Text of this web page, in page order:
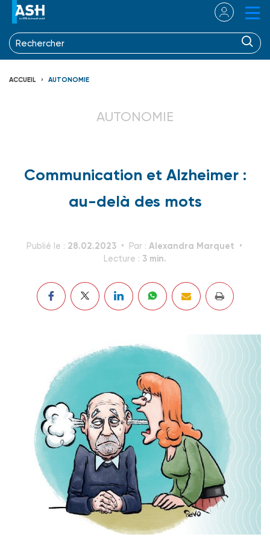
ACCUEIL AUTONOMIE
AUTONOMIE
Communication et Alzheimer :
au-delà des mots
Publié le : 28.02.2023 Par : Alexandra Marquet
Lecture : 3 min.